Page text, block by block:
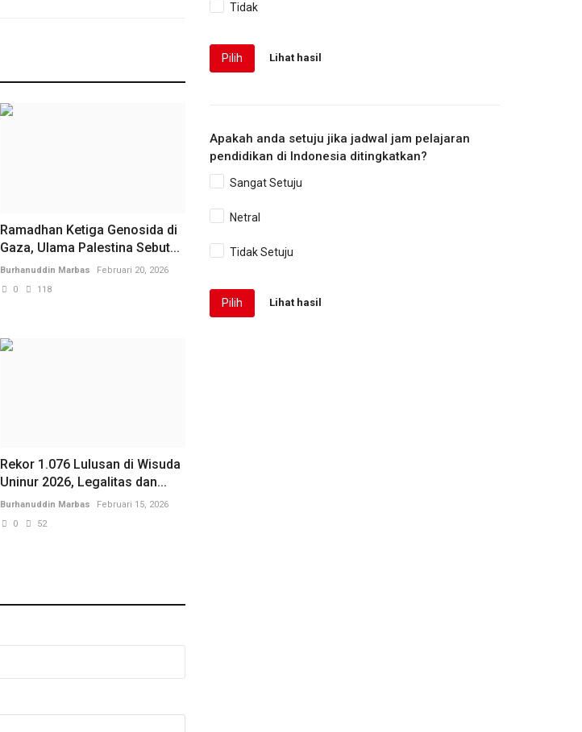
Ramadhan Ketiga Genosida di
Gaza, Ulama Palestina Sebut...
Burhanuddin Marbas
Februari 20, 2026
0
118
Rekor 1.076 Lulusan di Wisuda
Uninur 2026, Legalitas dan...
Burhanuddin Marbas
Februari 15, 2026
0
52
Tidak
Pilih Lihat hasil
Apakah anda setuju jika jadwal jam pelajaran
pendidikan di Indonesia ditingkatkan?
Sangat Setuju
Netral
Tidak Setuju
Pilih Lihat hasil